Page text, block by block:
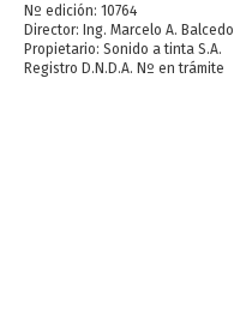
Nº edición: 10764
Director: Ing. Marcelo A. Balcedo
Propietario: Sonido a tinta S.A.
Registro D.N.D.A. Nº en trámite